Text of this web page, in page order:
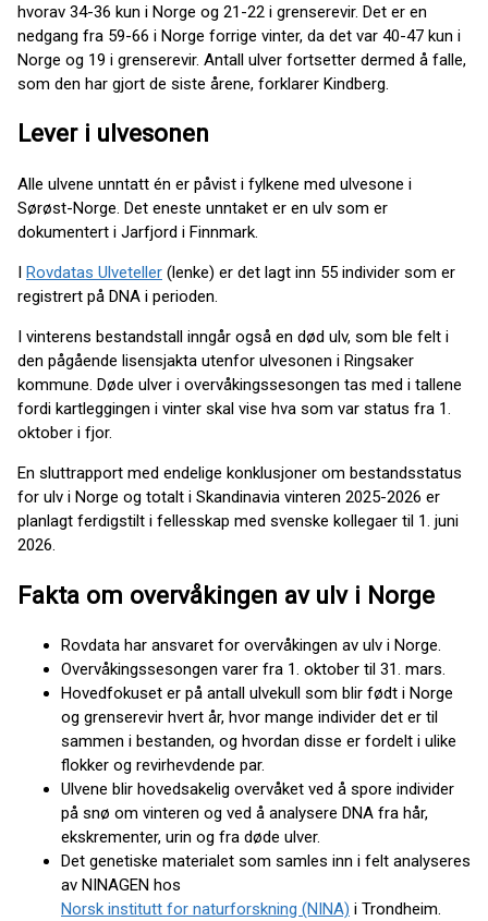
hvorav 34-36 kun i Norge og 21-22 i grenserevir. Det er en
nedgang fra 59-66 i Norge forrige vinter, da det var 40-47 kun i
Norge og 19 i grenserevir. Antall ulver fortsetter dermed å falle,
som den har gjort de siste årene, forklarer Kindberg.
Lever i ulvesonen
Alle ulvene unntatt én er påvist i fylkene med ulvesone i
Sørøst-Norge. Det eneste unntaket er en ulv som er
dokumentert i Jarfjord i Finnmark.
I Rovdatas Ulveteller (lenke) er det lagt inn 55 individer som er
registrert på DNA i perioden.
I vinterens bestandstall inngår også en død ulv, som ble felt i
den pågående lisensjakta utenfor ulvesonen i Ringsaker
kommune. Døde ulver i overvåkingssesongen tas med i tallene
fordi kartleggingen i vinter skal vise hva som var status fra 1.
oktober i fjor.
En sluttrapport med endelige konklusjoner om bestandsstatus
for ulv i Norge og totalt i Skandinavia vinteren 2025-2026 er
planlagt ferdigstilt i fellesskap med svenske kollegaer til 1. juni
2026.
Fakta om overvåkingen av ulv i Norge
Rovdata har ansvaret for overvåkingen av ulv i Norge.
Overvåkingssesongen varer fra 1. oktober til 31. mars.
Hovedfokuset er på antall ulvekull som blir født i Norge
og grenserevir hvert år, hvor mange individer det er til
sammen i bestanden, og hvordan disse er fordelt i ulike
flokker og revirhevdende par.
Ulvene blir hovedsakelig overvåket ved å spore individer
på snø om vinteren og ved å analysere DNA fra hår,
ekskrementer, urin og fra døde ulver.
Det genetiske materialet som samles inn i felt analyseres
av NINAGEN hos
Norsk institutt for naturforskning (NINA) i Trondheim.